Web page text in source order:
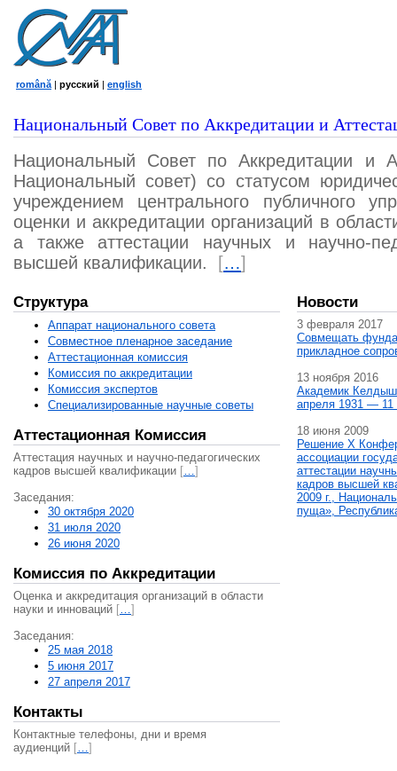
română | русский | english
Национальный Совет по Аккредитации и
Национальный Совет по Аккредитации и
Национальный совет) со статусом
учреждением центрального публичного
оценки и аккредитации организаций в
а также аттестации научных и научно-
высшей квалификации.
[…]
Структура
Аппарат национального совета
Совместное пленарное заседание
Аттестационная комисcия
Комиссия по аккредитации
Комиссия экспертов
Специализированные научные советы
Аттестационная Комиссия
Аттестация научных и научно-педагогических
кадров высшей квалификации […]
Заседания:
30 октября 2020
31 июля 2020
26 июня 2020
Комиссия по Аккредитации
Оценка и аккредитация организаций в области
науки и инноваций […]
Заседания:
25 мая 2018
5 июня 2017
27 апреля 2017
Контакты
Контактные телефоны, дни и время
аудиенций […]
Новости
3 февраля 2017
Совмещать
прикладное
13 ноября 2016
Академик
апреля 1931 — 11
18 июня 2009
Решение X
ассоциации
аттестации
кадров высшей
2009 г.,
пуща»,